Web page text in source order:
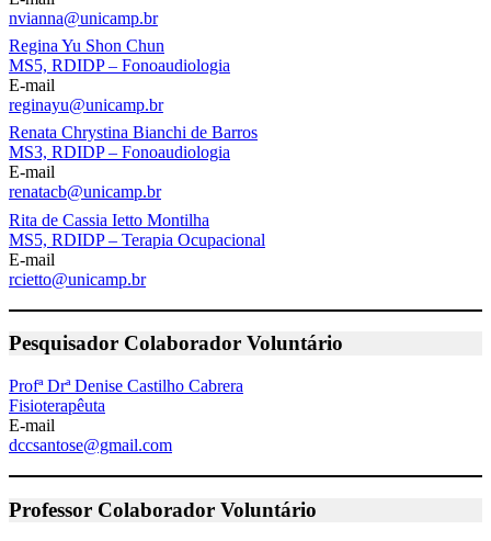
nvianna@unicamp.br
Regina Yu Shon Chun
MS5, RDIDP – Fonoaudiologia
E-mail
reginayu@unicamp.br
Renata Chrystina Bianchi de Barros
MS3, RDIDP – Fonoaudiologia
E-mail
renatacb@unicamp.br
Rita de Cassia Ietto Montilha
MS5, RDIDP – Terapia Ocupacional
E-mail
rcietto@unicamp.br
Pesquisador Colaborador Voluntário
Profª Drª Denise Castilho Cabrera
Fisioterapêuta
E-mail
dccsantose@gmail.com
Professor Colaborador Voluntário